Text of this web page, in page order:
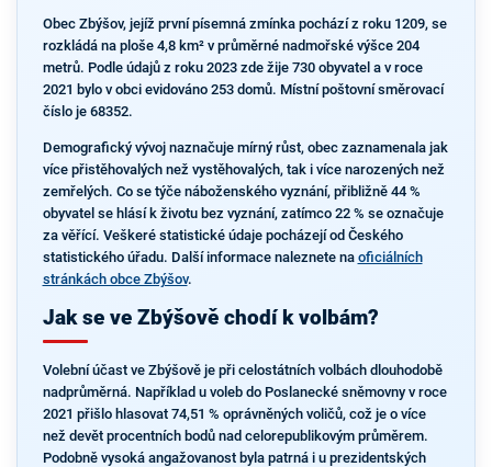
Obec Zbýšov, jejíž první písemná zmínka pochází z roku 1209, se
rozkládá na ploše 4,8 km² v průměrné nadmořské výšce 204
metrů. Podle údajů z roku 2023 zde žije 730 obyvatel a v roce
2021 bylo v obci evidováno 253 domů. Místní poštovní směrovací
číslo je 68352.
Demografický vývoj naznačuje mírný růst, obec zaznamenala jak
více přistěhovalých než vystěhovalých, tak i více narozených než
zemřelých. Co se týče náboženského vyznání, přibližně 44 %
obyvatel se hlásí k životu bez vyznání, zatímco 22 % se označuje
za věřící. Veškeré statistické údaje pocházejí od Českého
statistického úřadu. Další informace naleznete na oficiálních
stránkách obce Zbýšov.
Jak se ve Zbýšově chodí k volbám?
Volební účast ve Zbýšově je při celostátních volbách dlouhodobě
nadprůměrná. Například u voleb do Poslanecké sněmovny v roce
2021 přišlo hlasovat 74,51 % oprávněných voličů, což je o více
než devět procentních bodů nad celorepublikovým průměrem.
Podobně vysoká angažovanost byla patrná i u prezidentských